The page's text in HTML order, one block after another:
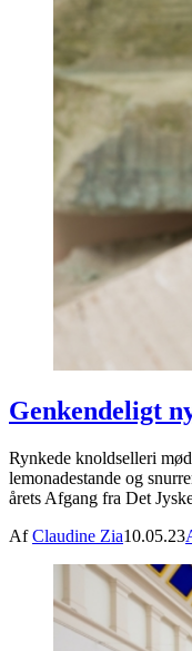
Genkendeligt
Rynkede knoldselleri
lemonadestande og
årets Afgang fra Det
AfClaudine Zia10.05.23